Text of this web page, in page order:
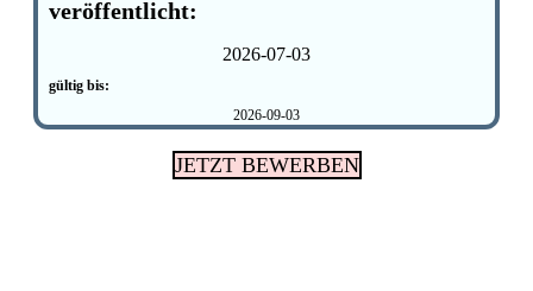
veröffentlicht:
2026-07-03
gültig bis:
2026-09-03
JETZT BEWERBEN